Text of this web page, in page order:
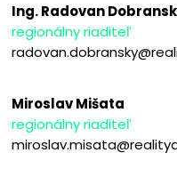
Ing. Radovan
regionálny riaditeľ
Miroslav Mišata
regionálny riaditeľ